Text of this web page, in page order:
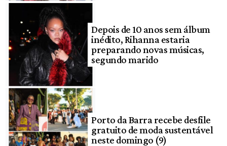
Depois de 10 anos sem álbum
inédito, Rihanna estaria
preparando novas músicas,
segundo marido
Porto da Barra recebe desfile
gratuito de moda sustentável
neste domingo (9)